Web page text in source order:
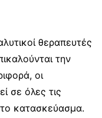
θεραπευτές
την
οι
σε όλες τις
το κατασκεύασμα.